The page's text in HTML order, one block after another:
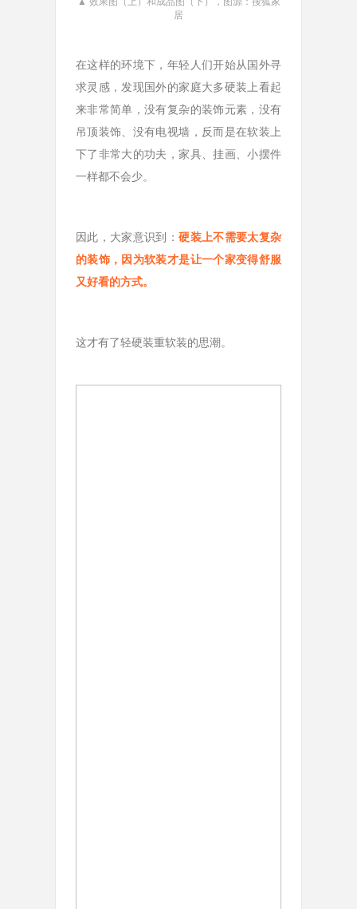
居
在这样的环境下，年轻人们开始从国外寻
求灵感，发现国外的家庭大多硬装上看起
来非常简单，没有复杂的装饰元素，没有
吊顶装饰、没有电视墙，反而是在软装上
下了非常大的功夫，家具、挂画、小摆件
一样都不会少。
因此，大家意识到：硬装上不需要太复杂
的装饰，因为软装才是让一个家变得舒服
又好看的方式。
这才有了轻硬装重软装的思潮。